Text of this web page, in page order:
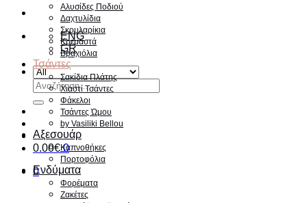
ENG
GR
Αναζήτηση
για:
0.00€ 0
0
Αλυσίδες Ποδιού
Δαχτυλίδια
Σκουλαρίκια
Κρεμαστά
Βραχιόλια
Τσάντες
Σακίδια Πλάτης
Χιαστί Τσάντες
Φάκελοι
Τσάντες Ώμου
by Vasiliki Bellou
Αξεσουάρ
Καπνοθήκες
Πορτοφόλια
Ενδύματα
Φορέματα
Ζακέτες